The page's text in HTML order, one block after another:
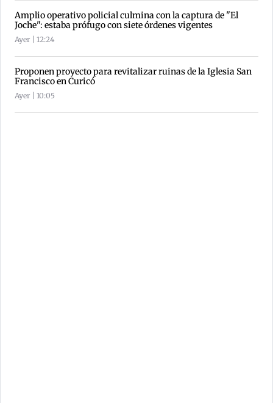
Amplio operativo policial culmina con la captura de "El
Joche": estaba prófugo con siete órdenes vigentes
Ayer | 12:24
Proponen proyecto para revitalizar ruinas de la Iglesia San
Francisco en Curicó
Ayer | 10:05